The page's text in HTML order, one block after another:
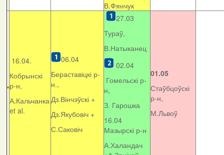
В.Фянчук
16.04.
Кобрынскі
р-н,
А.Кальчанка
et al.
06.04
Бераставіцкі р-
н.,
Дз.Вінчэўскі +
Дз.Якубовіч +
С.Саковіч
27.03
Тураў,
В.Натыканец
02.04
Гомельскі р-
н,
З. Гарошка
16.04
Мазырскі р-н
А.Халандач
01.05
Стаўбцоўскі
р-н,
М.Львоў